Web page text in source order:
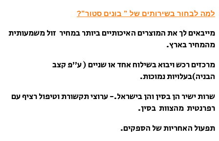
למה לבחור בשירותים של ” בונים סטור”?
מייבאים לך את המוצרים האיכותיים ביותר במחיר זול משמעותית
מהמחיר בארץ.
מרכזים רכש ויבוא בשילוח אחד או שניים ( ע”פ קצב
הבניה)בעלויות נמוכות.
שרות ישיר הן בסין והן בישראל.- ערוצי תקשורת וטיפול רציף עם
רפרנטית מהצוות בסין.
תפעול האחריות של הספקים.